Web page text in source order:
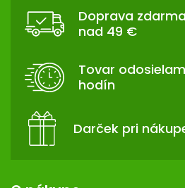
DERMATOLÓGIA
ZDRAVOTNÍCKE
PRÍRODNÉ
Doprava
nad 49 €
Tovar
hodín
Darček pri